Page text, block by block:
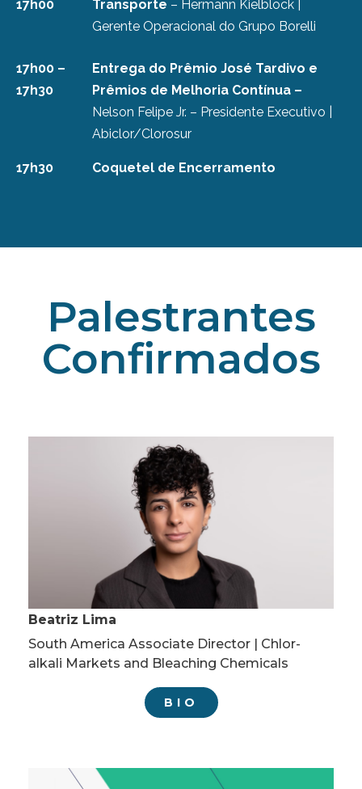
17h00 Transporte – Hermann Kielblock |
Gerente Operacional do Grupo Borelli
17h00 –
17h30
Entrega do Prêmio José Tardivo e
Prêmios de Melhoria Contínua –
Nelson Felipe Jr. – Presidente Executivo |
Abiclor/Clorosur
17h30 Coquetel de Encerramento
Palestrantes
Confirmados
Beatriz Lima
South America Associate Director | Chlor-
alkali Markets and Bleaching Chemicals
BIO